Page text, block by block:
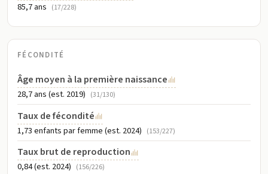
85,7 ans (17/228)
FÉCONDITÉ
Âge moyen à la première naissance
28,7 ans (est. 2019) (31/130)
Taux de fécondité
1,73 enfants par femme (est. 2024) (153/227)
Taux brut de reproduction
0,84 (est. 2024) (156/226)